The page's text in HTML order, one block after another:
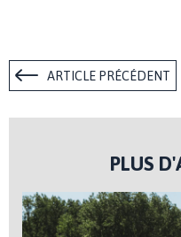
ARTICLE PRÉCÉDENT
PLUS